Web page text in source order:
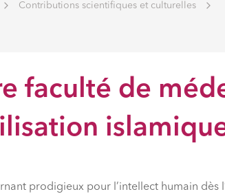
Contributions scientifiques et culturelles
faculté de
prodigieux pour l’intellect humain dès